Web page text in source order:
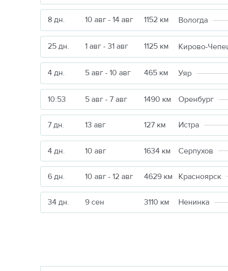
8 дн. 10 авг - 14 авг 1152 км Вологда
25 дн. 1 авг - 31 авг 1125 км Кирово-
4 дн. 5 авг - 10 авг 465 км Уяр
10:51 5 авг - 7 авг 1490 км Оренбург
7 дн. 13 авг 127 км Истра
4 дн. 10 авг 1634 км Серпухов
6 дн. 10 авг - 12 авг 4629 км Красноярск
34 дн. 9 сен 3110 км Ненинка